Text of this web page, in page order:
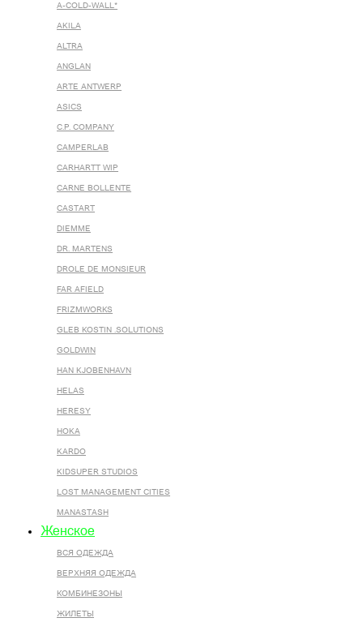
A-COLD-WALL*
AKILA
ALTRA
ANGLAN
ARTE ANTWERP
ASICS
C.P. COMPANY
CAMPERLAB
CARHARTT WIP
CARNE BOLLENTE
CASTART
DIEMME
DR. MARTENS
DROLE DE MONSIEUR
FAR AFIELD
FRIZMWORKS
GLEB KOSTIN .SOLUTIONS
GOLDWIN
HAN KJOBENHAVN
HELAS
HERESY
HOKA
KARDO
KIDSUPER STUDIOS
LOST MANAGEMENT CITIES
MANASTASH
Женское
ВСЯ ОДЕЖДА
ВЕРХНЯЯ ОДЕЖДА
КОМБИНЕЗОНЫ
ЖИЛЕТЫ